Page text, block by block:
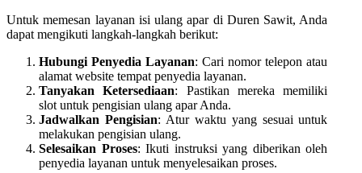
Untuk memesan layanan isi ulang apar di Duren Sawit, Anda
dapat mengikuti langkah-langkah berikut:
Hubungi Penyedia Layanan: Cari nomor telepon atau
alamat website tempat penyedia layanan.
Tanyakan Ketersediaan: Pastikan mereka memiliki
slot untuk pengisian ulang apar Anda.
Jadwalkan Pengisian: Atur waktu yang sesuai untuk
melakukan pengisian ulang.
Selesaikan Proses: Ikuti instruksi yang diberikan oleh
penyedia layanan untuk menyelesaikan proses.